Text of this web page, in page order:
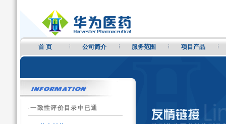
首 页 公司简介 服务范围 项目产品
·一致性评价目录中已通